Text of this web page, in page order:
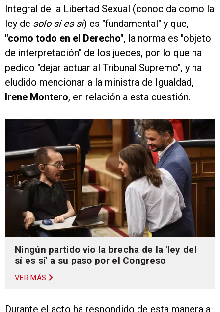
Integral de la Libertad Sexual (conocida como la
ley de solo sí es sí) es "fundamental" y que,
"como todo en el Derecho", la norma es "objeto
de interpretación" de los jueces, por lo que ha
pedido "dejar actuar al Tribunal Supremo", y ha
eludido mencionar a la ministra de Igualdad,
Irene Montero, en relación a esta cuestión.
Ningún partido vio la brecha de la 'ley del
sí es sí' a su paso por el Congreso
VER MÁS
Durante el acto ha respondido de esta manera a